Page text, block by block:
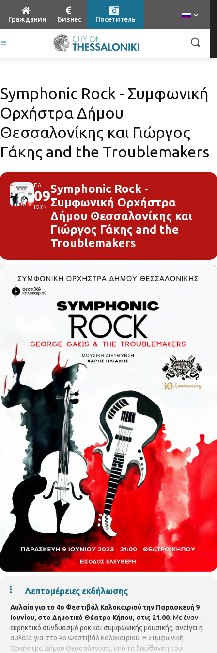
Гражданин Бизнес Посетитель
Symphonic Rock - Συμφωνική
Ορχήστρα Δήμου
Θεσσαλονίκης και Γιώργος
Γάκης and the Troublemakers
ΠΑ
09
ΙΟΥΝ
Symphonic Rock -
Συμφωνική Ορχήστρα
Δήμου Θεσσαλονίκης και
Γιώργος Γάκης and the
Troublemakers
Λεπτομέρειες εκδήλωσης
Αυλαία για το 4ο Φεστιβάλ Καλοκαιριού την Παρασκευή 9
Ιουνίου, στο Δημοτικό Θέατρο Κήπου, στις 21.00. Με έναν
εκρηκτικό συνδυασμό ροκ και συμφωνικής μουσικής, ανοίγει η
αυλαία για στο 4ο Φεστιβάλ Καλοκαιριού. Η Συμφωνική
Ορχήστρα Δήμου Θεσσαλονίκης, υπό τη διεύθυνση του